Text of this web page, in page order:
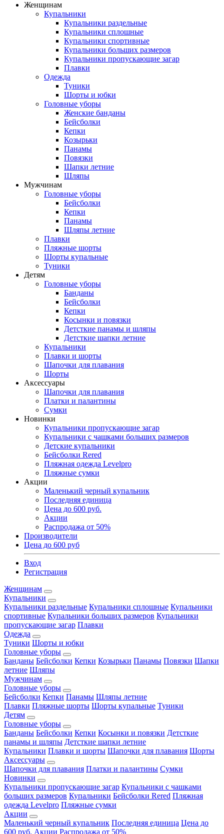
Женщинам
Купальники
Купальники раздельные
Купальники сплошные
Купальники спортивные
Купальники больших размеров
Купальники пропускающие загар
Плавки
Одежда
Туники
Шорты и юбки
Головные уборы
Женские банданы
Бейсболки
Кепки
Козырьки
Панамы
Повязки
Шапки летние
Шляпы
Мужчинам
Головные уборы
Бейсболки
Кепки
Панамы
Шляпы летние
Плавки
Пляжные шорты
Шорты купальные
Туники
Детям
Головные уборы
Банданы
Бейсболки
Кепки
Косынки и повязки
Детсткие панамы и шляпы
Детсткие шапки летние
Купальники
Плавки и шорты
Шапочки для плавания
Шорты
Аксессуары
Шапочки для плавания
Платки и палантины
Сумки
Новинки
Купальники пропускающие загар
Купальники с чашками больших размеров
Детские купальники
Бейсболки Rered
Пляжная одежда Levelpro
Пляжные сумки
Акции
Маленький черный купальник
Последняя единица
Цена до 600 руб.
Акции
Распродажа от 50%
Производители
Цена до 600 руб
Вход
Регистрация
Женщинам
Купальники
Купальники раздельные Купальники сплошные Купальники
спортивные Купальники больших размеров Купальники
пропускающие загар Плавки
Одежда
Туники Шорты и юбки
Головные уборы
Банданы Бейсболки Кепки Козырьки Панамы Повязки Шапки
летние Шляпы
Мужчинам
Головные уборы
Бейсболки Кепки Панамы Шляпы летние
Плавки Пляжные шорты Шорты купальные Туники
Детям
Головные уборы
Банданы Бейсболки Кепки Косынки и повязки Детсткие
панамы и шляпы Детсткие шапки летние
Купальники Плавки и шорты Шапочки для плавания Шорты
Аксессуары
Шапочки для плавания Платки и палантины Сумки
Новинки
Купальники пропускающие загар Купальники с чашками
больших размеров Купальники Бейсболки Rered Пляжная
одежда Levelpro Пляжные сумки
Акции
Маленький черный купальник Последняя единица Цена до
600 руб. Акции Распродажа от 50%